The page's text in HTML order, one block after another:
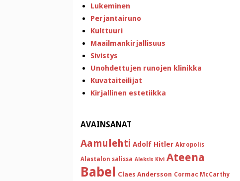
Lukeminen
Perjantairuno
Kulttuuri
Maailmankirjallisuus
Sivistys
Unohdettujen runojen klinikka
Kuvataiteilijat
Kirjallinen estetiikka
AVAINSANAT
Aamulehti Adolf Hitler Akropolis
Alastalon salissa Aleksis Kivi Ateena
Babel Claes Andersson Cormac McCarthy